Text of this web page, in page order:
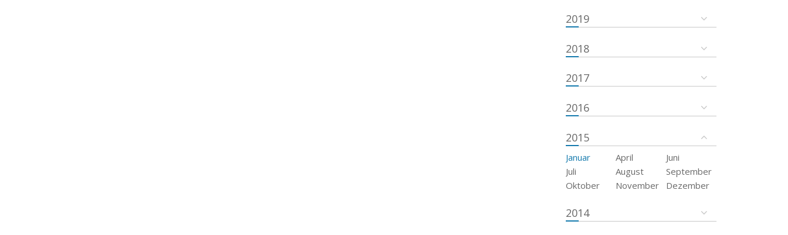
2019
2018
2017
2016
2015
Januar April
Juni
Juli
August
September
Oktober
November Dezember
2014